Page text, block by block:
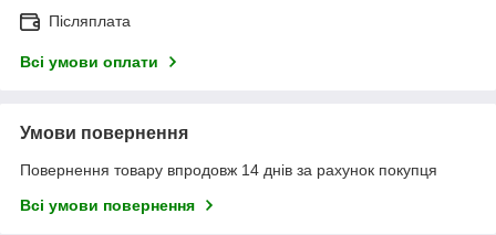
Післяплата
Всі умови оплати
Умови повернення
Повернення товару впродовж 14 днів за рахунок покупця
Всі умови повернення